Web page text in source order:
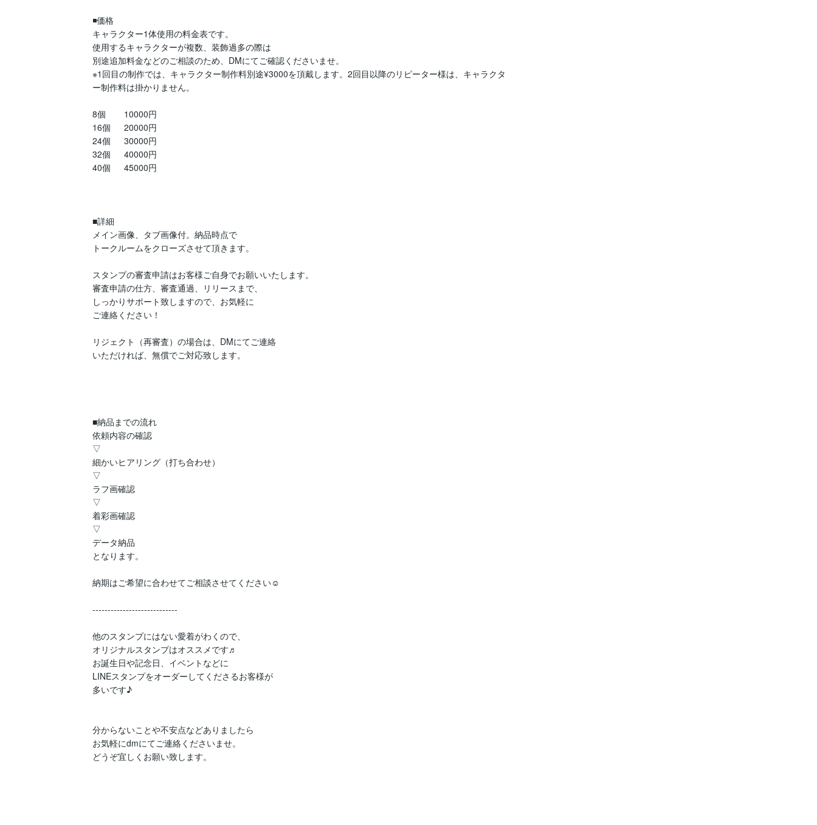
◾️価格
キャラクター1体使用の料金表です。
使用するキャラクターが複数、装飾過多の際は
別途追加料金などのご相談のため、DMにてご確認くださいませ。
※1回目の制作では、キャラクター制作料別途¥3000を頂戴します。2回目以降のリピーター様は、キャラクタ
ー制作料は掛かりません。
8個    　10000円
16個  　20000円
24個  　30000円
32個  　40000円
40個  　45000円
■詳細
メイン画像、タブ画像付。納品時点で
トークルームをクローズさせて頂きます。
スタンプの審査申請はお客様ご自身でお願いいたします。
審査申請の仕方、審査通過、リリースまで、
しっかりサポート致しますので、お気軽に
ご連絡ください！
リジェクト（再審査）の場合は、DMにてご連絡
いただければ、無償でご対応致します。
■納品までの流れ
依頼内容の確認
▽
細かいヒアリング（打ち合わせ）
▽
ラフ画確認
▽
着彩画確認
▽
データ納品
となります。
納期はご希望に合わせてご相談させてください☺︎
----------------------------
他のスタンプにはない愛着がわくので、
オリジナルスタンプはオススメです♬
お誕生日や記念日、イベントなどに
LINEスタンプをオーダーしてくださるお客様が
多いです♪
分からないことや不安点などありましたら
お気軽にdmにてご連絡くださいませ。
どうぞ宜しくお願い致します。